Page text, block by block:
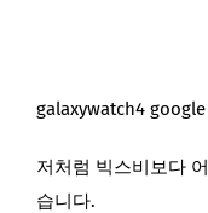
galaxywatch4
저처럼 빅스비보다
습니다.